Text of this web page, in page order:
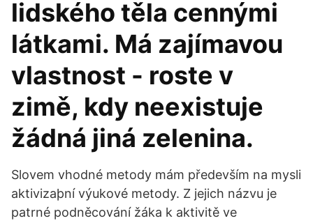
lidského těla cennými
látkami. Má zajímavou
vlastnost - roste v
zimě, kdy neexistuje
žádná jiná zelenina.
Slovem vhodné metody mám především na mysli
aktivizaþní výukové metody. Z jejich názvu je
patrné podněcování žáka k aktivitě ve